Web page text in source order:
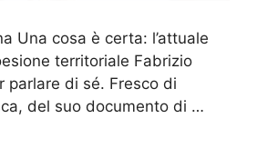
Una cosa è certa: l’attuale
territoriale Fabrizio
parlare di sé. Fresco di
del suo documento di …